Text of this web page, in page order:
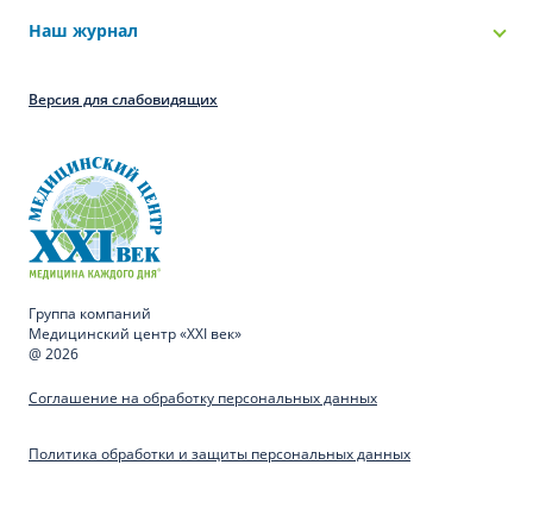
Наш журнал
Версия для слабовидящих
Группа компаний
Медицинский центр «XXI век»
@ 2026
Соглашение на обработку персональных данных
Политика обработки и защиты персональных данных